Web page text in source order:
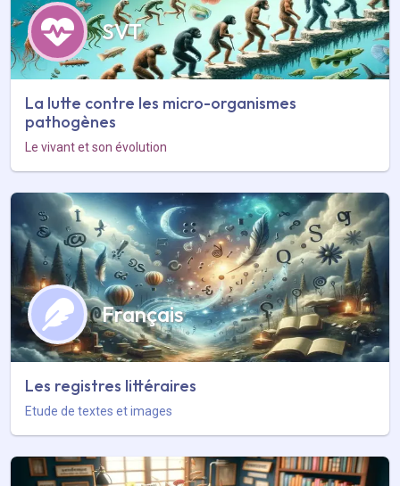
SVT
La lutte contre les micro-organismes
pathogènes
Le vivant et son évolution
Français
Les registres littéraires
Etude de textes et images